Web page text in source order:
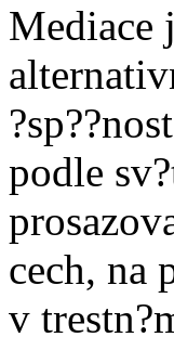
Mediace
podle
cech, na
v